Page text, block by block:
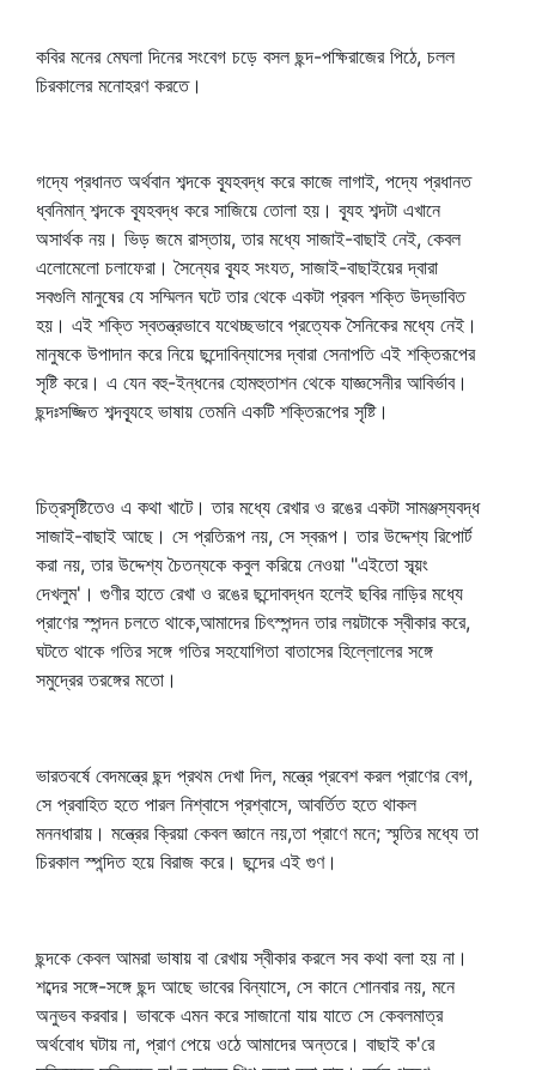
কবির মনের মেঘলা দিনের সংবেগ চড়ে বসল ছন্দ-পক্ষিরাজের পিঠে, চলল
চিরকালের মনোহরণ করতে।
গদ্যে প্রধানত অর্থবান শব্দকে ব্যূহবদ্ধ করে কাজে লাগাই, পদ্যে প্রধানত
ধ্বনিমান্‌ শব্দকে ব্যূহবদ্ধ করে সাজিয়ে তোলা হয়। ব্যূহ শব্দটা এখানে
অসার্থক নয়। ভিড় জমে রাস্তায়, তার মধ্যে সাজাই-বাছাই নেই, কেবল
এলোমেলো চলাফেরা। সৈন্যের ব্যূহ সংযত, সাজাই-বাছাইয়ের দ্বারা
সবগুলি মানুষের যে সম্মিলন ঘটে তার থেকে একটা প্রবল শক্তি উদ্ভাবিত
হয়। এই শক্তি স্বতন্ত্রভাবে যথেচ্ছভাবে প্রত্যেক সৈনিকের মধ্যে নেই।
মানুষকে উপাদান করে নিয়ে ছন্দোবিন্যাসের দ্বারা সেনাপতি এই শক্তিরূপের
সৃষ্টি করে। এ যেন বহু-ইন্ধনের হোমহুতাশন থেকে যাজ্ঞসেনীর আবির্ভাব।
ছন্দঃসজ্জিত শব্দব্যূহে ভাষায় তেমনি একটি শক্তিরূপের সৃষ্টি।
চিত্রসৃষ্টিতেও এ কথা খাটে। তার মধ্যে রেখার ও রঙের একটা সামঞ্জস্যবদ্ধ
সাজাই-বাছাই আছে। সে প্রতিরূপ নয়, সে স্বরূপ। তার উদ্দেশ্য রিপোর্ট
করা নয়, তার উদ্দেশ্য চৈতন্যকে কবুল করিয়ে নেওয়া "এইতো স্ব্‌য়ং
দেখলুম'। গুণীর হাতে রেখা ও রঙের ছন্দোবদ্ধন হলেই ছবির নাড়ির মধ্যে
প্রাণের স্পন্দন চলতে থাকে,আমাদের চিৎস্পন্দন তার লয়টাকে স্বীকার করে,
ঘটতে থাকে গতির সঙ্গে গতির সহযোগিতা বাতাসের হিল্লোলের সঙ্গে
সমুদ্রের তরঙ্গের মতো।
ভারতবর্ষে বেদমন্ত্রে ছন্দ প্রথম দেখা দিল, মন্ত্রে প্রবেশ করল প্রাণের বেগ,
সে প্রবাহিত হতে পারল নিশ্বাসে প্রশ্বাসে, আবর্তিত হতে থাকল
মননধারায়। মন্ত্রের ক্রিয়া কেবল জ্ঞানে নয়,তা প্রাণে মনে; স্মৃতির মধ্যে তা
চিরকাল স্পন্দিত হয়ে বিরাজ করে। ছন্দের এই গুণ।
ছন্দকে কেবল আমরা ভাষায় বা রেখায় স্বীকার করলে সব কথা বলা হয় না।
শব্দের সঙ্গে-সঙ্গে ছন্দ আছে ভাবের বিন্যাসে, সে কানে শোনবার নয়, মনে
অনুভব করবার। ভাবকে এমন করে সাজানো যায় যাতে সে কেবলমাত্র
অর্থবোধ ঘটায় না, প্রাণ পেয়ে ওঠে আমাদের অন্তরে। বাছাই ক'রে